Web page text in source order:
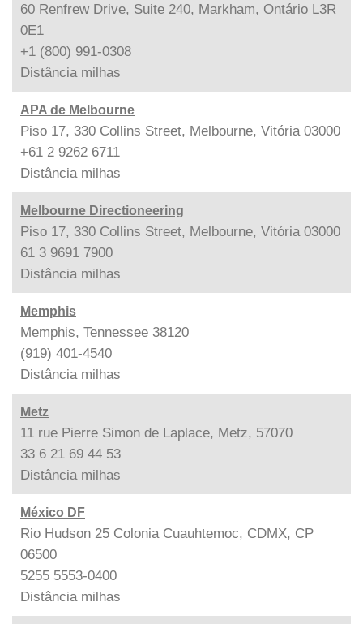
60 Renfrew Drive, Suite 240, Markham, Ontário L3R
0E1
+1 (800) 991-0308
Distância milhas
APA de Melbourne
Piso 17, 330 Collins Street, Melbourne, Vitória 03000
+61 2 9262 6711
Distância milhas
Melbourne Directioneering
Piso 17, 330 Collins Street, Melbourne, Vitória 03000
61 3 9691 7900
Distância milhas
Memphis
Memphis, Tennessee 38120
(919) 401-4540
Distância milhas
Metz
11 rue Pierre Simon de Laplace, Metz, 57070
33 6 21 69 44 53
Distância milhas
México DF
Rio Hudson 25 Colonia Cuauhtemoc, CDMX, CP
06500
5255 5553-0400
Distância milhas